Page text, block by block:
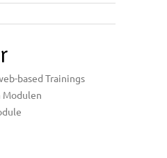
based Trainings
Modulen